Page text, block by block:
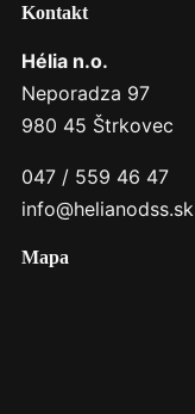
Kontakt
Hélia n.o.
Neporadza 97
980 45 Štrkovec
047 / 559 46 47
info@helianodss.sk
Mapa